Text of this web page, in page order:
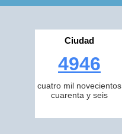
Ciudad
4946
cuatro mil novecientos
cuarenta y seis